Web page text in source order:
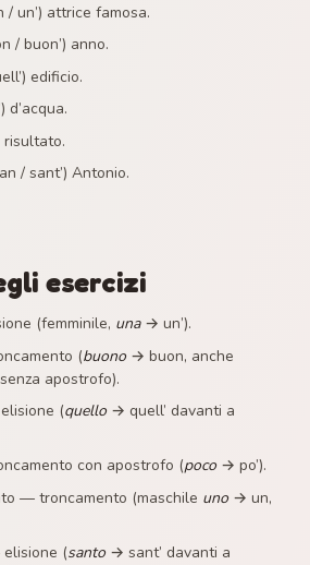
un’) attrice famosa.
/ buon’) anno.
edificio.
d’acqua.
risultato.
/ sant’) Antonio.
esercizi
(femminile, una→ un’).
(buono→ buon, anche
apostrofo).
(quello→ quell’ davanti a
con apostrofo (poco→ po’).
— troncamento (maschile uno→ un,
(santo→ sant’ davanti a